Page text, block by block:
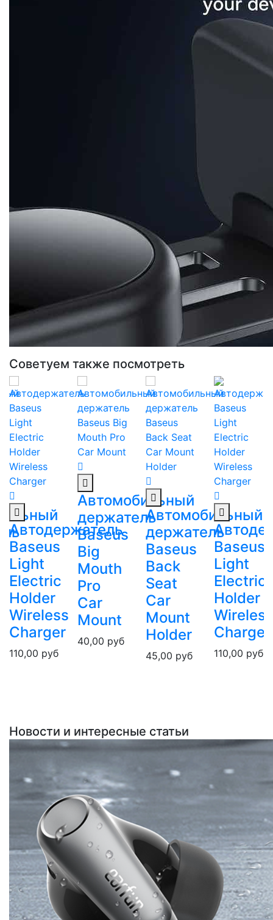
Советуем также посмотреть
Автодержатель
Baseus
Light
Electric
Holder
Wireless
Charger
110,00 руб
Автомобильный
держатель
Baseus
Big
Mouth
Pro
Car
Mount
40,00 руб
Автомобильный
держатель
Baseus
Back
Seat
Car
Mount
Holder
45,00 руб
Baseus
Light
Electric
Holder
Wireless
Charger
110,00 руб
Новости и интересные статьи